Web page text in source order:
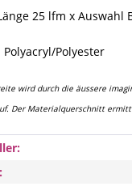
25 lfm x Auswahl
Polyester
wird durch die äussere
Der Materialquerschnitt